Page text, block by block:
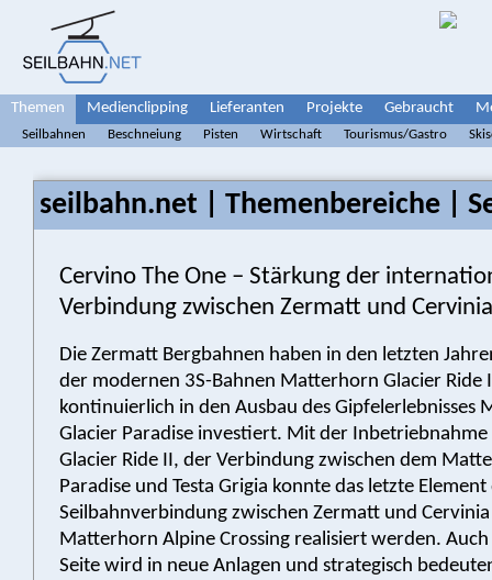
Themen Medienclipping Lieferanten Projekte Gebraucht
Seilbahnen Beschneiung Pisten Wirtschaft Tourismus/Gastro
seilbahn.net | Themenbereiche |
Cervino The One – Stärkung der
Verbindung zwischen Zermatt und Cervinia
Die Zermatt Bergbahnen haben in den letzten
der modernen 3S-Bahnen Matterhorn Glacier Ride
kontinuierlich in den Ausbau des Gipfelerlebnisses
Glacier Paradise investiert. Mit der
Glacier Ride II, der Verbindung zwischen dem
Paradise und Testa Grigia konnte das letzte
Seilbahnverbindung zwischen Zermatt und Cervinia
Matterhorn Alpine Crossing realisiert werden.
Seite wird in neue Anlagen und strategisch